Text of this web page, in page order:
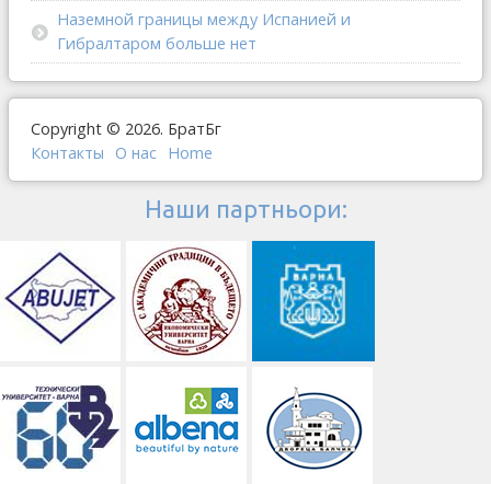
Наземной границы между Испанией и
Гибралтаром больше нет
Copyright © 2026. БратБг
Контакты
О наc Home
Наши партньори: